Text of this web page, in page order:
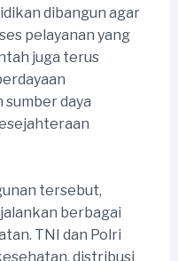
dibangun agar
pelayanan yang
juga terus
daya
tersebut,
berbagai
TNI dan Polri
distribusi